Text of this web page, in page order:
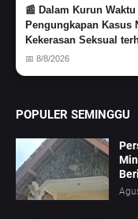
📰 Dalam Kurun
Pengungkapan Kasus
Kekerasan Seksual
📅 8/8/2026
POPULER SEMINGGU